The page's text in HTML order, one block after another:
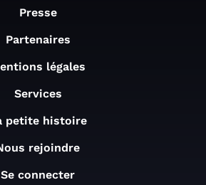
Presse
Partenaires
légales
Services
petite histoire
rejoindre
Se connecter